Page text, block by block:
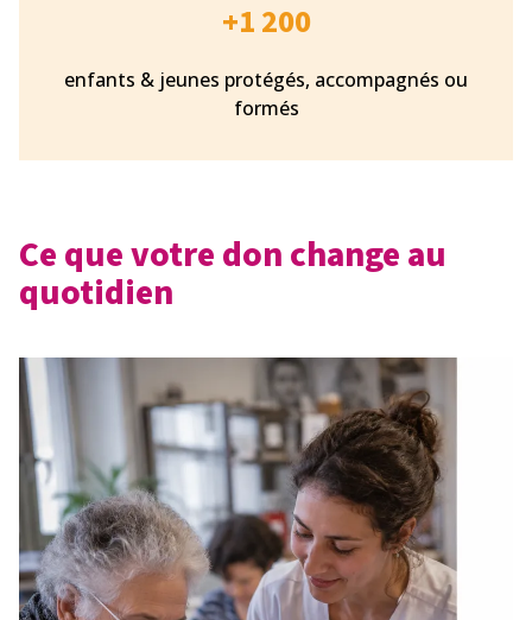
+1 200
enfants & jeunes protégés, accompagnés ou
formés
Ce que votre don change au
quotidien